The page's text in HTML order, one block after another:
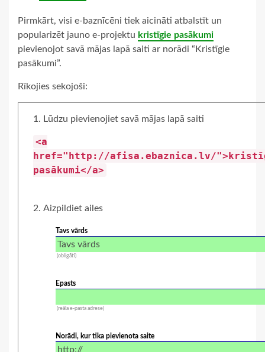
Pirmkārt, visi e-baznīcēni tiek aicināti atbalstīt un
popularizēt jauno e-projektu kristīgie pasākumi
pievienojot savā mājas lapā saiti ar norādi “Kristīgie
pasākumi”.
Rīkojies sekojoši:
Lūdzu pievienojiet savā mājas lapā saiti
<a
href="http://afisa.ebaznica.lv/
pasākumi</a>
Aizpildiet ailes
Tavs vārds
(obligāti)
Epasts
(reāla e-pasta adrese)
Norādi, kur tika pievienota saite